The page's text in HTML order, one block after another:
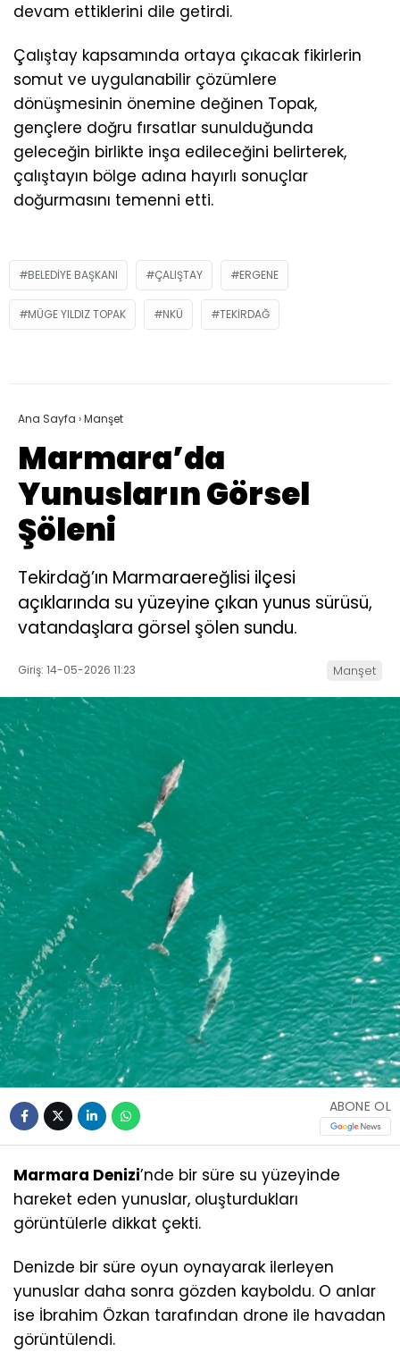
devam ettiklerini dile getirdi.
Çalıştay kapsamında ortaya çıkacak fikirlerin
somut ve uygulanabilir çözümlere
dönüşmesinin önemine değinen Topak,
gençlere doğru fırsatlar sunulduğunda
geleceğin birlikte inşa edileceğini belirterek,
çalıştayın bölge adına hayırlı sonuçlar
doğurmasını temenni etti.
BELEDIYE BAŞKANI ÇALIŞTAY ERGENE
MÜGE YILDIZ TOPAK NKÜ TEKIRDAĞ
Ana Sayfa ›Manşet
Marmara’da
Yunusların Görsel
Şöleni
Tekirdağ’ın Marmaraereğlisi ilçesi
açıklarında su yüzeyine çıkan yunus sürüsü,
vatandaşlara görsel şölen sundu.
Giriş: 14-05-2026 11:23 Manşet
ABONE OL
Marmara Denizi’nde bir süre su yüzeyinde
hareket eden yunuslar, oluşturdukları
görüntülerle dikkat çekti.
Denizde bir süre oyun oynayarak ilerleyen
yunuslar daha sonra gözden kayboldu. O anlar
ise İbrahim Özkan tarafından drone ile havadan
görüntülendi.